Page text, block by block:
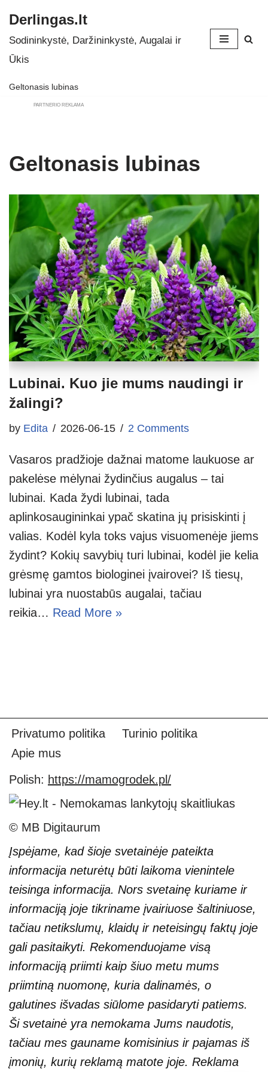
Skip
to
Derlingas.lt
Sodininkystė, Daržininkystė, Augalai ir
Ūkis
Geltonasis lubinas
PARTNERIO REKLAMA
Geltonasis lubinas
Lubinai. Kuo jie mums naudingi ir
žalingi?
by Edita 2026-06-15 2 Comments
Vasaros pradžioje dažnai matome laukuose ar
pakelėse mėlynai žydinčius augalus – tai
lubinai. Kada žydi lubinai, tada
aplinkosaugininkai ypač skatina jų prisiskinti į
valias. Kodėl kyla toks vajus visuomenėje jiems
žydint? Kokių savybių turi lubinai, kodėl jie kelia
grėsmę gamtos biologinei įvairovei? Iš tiesų,
lubinai yra nuostabūs augalai, tačiau
reikia… Read More »
Privatumo politika
Turinio politika
Apie mus
Polish: https://mamogrodek.pl/
© MB Digitaurum
Įspėjame, kad šioje svetainėje pateikta
informacija neturėtų būti laikoma vienintele
teisinga informacija. Nors svetainę kuriame ir
informaciją joje tikriname įvairiuose šaltiniuose,
tačiau netikslumų, klaidų ir neteisingų faktų joje
gali pasitaikyti. Rekomenduojame visą
informaciją priimti kaip šiuo metu mums
priimtiną nuomonę, kuria dalinamės, o
galutines išvadas siūlome pasidaryti patiems.
Ši svetainė yra nemokama Jums naudotis,
tačiau mes gauname komisinius ir pajamas iš
įmonių, kurių reklamą matote joje. Reklama